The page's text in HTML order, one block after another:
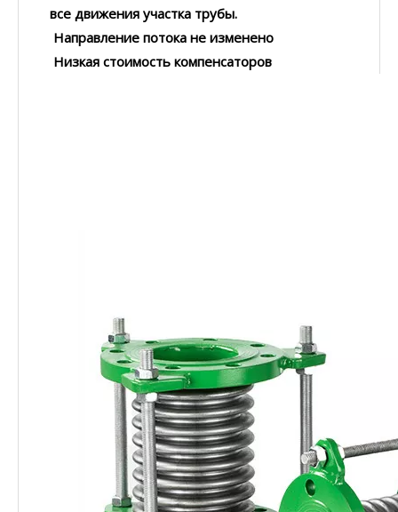
все движения участка трубы.
Направление потока не изменено
Низкая стоимость компенсаторов